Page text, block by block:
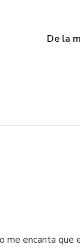
De la
me encanta